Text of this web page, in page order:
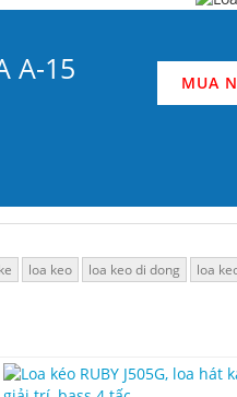
A-15 MUA
loa keo loa keo di dong loa